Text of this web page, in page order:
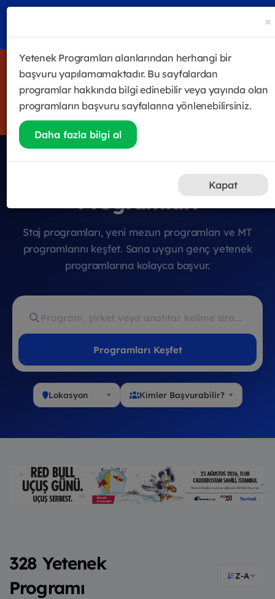
4 haftalık satış odaklı eğitim & gelişim programı Future
Sales Leader Academy başladı! Halen katılmak isteyenler
için kayıtlar devam ediyor.
Genç Yetenek
Programları
Staj programları, yeni mezun programları ve MT
programlarını keşfet. Sana uygun genç yetenek
programlarına kolayca başvur.
Programları Keşfet
Lokasyon Kimler Başvurabilir?
328 Yetenek
Programı
Z-A
×
Yetenek Programları alanlarından herhangi bir
başvuru yapılamamaktadır. Bu sayfalardan
programlar hakkında bilgi edinebilir veya yayında olan
programların başvuru sayfalarına yönlenebilirsiniz.
Daha fazla bilgi al
Kapat